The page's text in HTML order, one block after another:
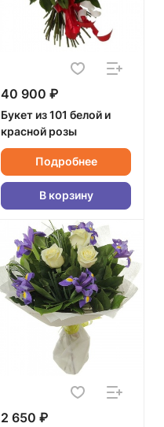
40 900 ₽
Букет из 101 белой и
красной розы
Подробнее
В корзину
2 650 ₽